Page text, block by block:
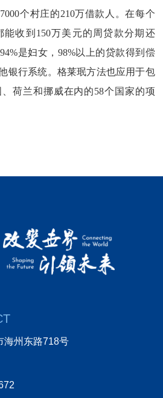
个村庄的210万借款人。在每个
收到150万美元的周贷款分期还
是妇女，98%以上的贷款得到偿
银行系统。格莱珉方法也应用于包
荷兰和挪威在内的58个国家的项
海州东路718号